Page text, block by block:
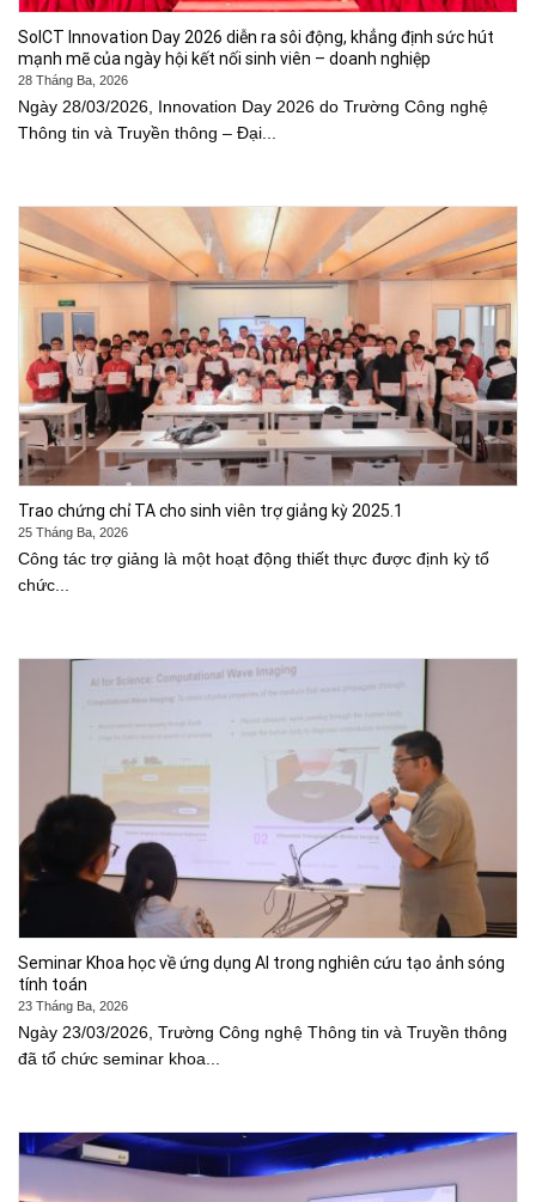
SoICT Innovation Day 2026 diễn ra sôi động, khẳng định sức hút
mạnh mẽ của ngày hội kết nối sinh viên – doanh nghiệp
28 Tháng Ba, 2026
Ngày 28/03/2026, Innovation Day 2026 do Trường Công nghệ
Thông tin và Truyền thông – Đại...
Trao chứng chỉ TA cho sinh viên trợ giảng kỳ 2025.1
25 Tháng Ba, 2026
Công tác trợ giảng là một hoạt động thiết thực được định kỳ tổ
chức...
Seminar Khoa học về ứng dụng AI trong nghiên cứu tạo ảnh sóng
tính toán
23 Tháng Ba, 2026
Ngày 23/03/2026, Trường Công nghệ Thông tin và Truyền thông
đã tổ chức seminar khoa...